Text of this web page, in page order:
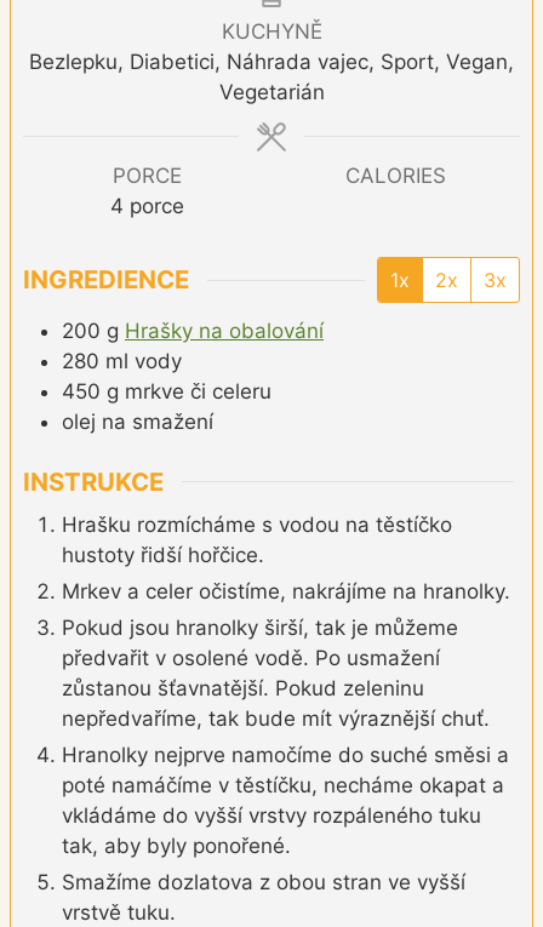
KUCHYNĚ
Bezlepku, Diabetici, Náhrada vajec, Sport, Vegan,
Vegetarián
PORCE
4 porce
CALORIES
INGREDIENCE 1x 2x 3x
200 g Hrašky na obalování
280 ml vody
450 g mrkve či celeru
olej na smažení
INSTRUKCE
Hrašku rozmícháme s vodou na těstíčko
hustoty řidší hořčice.
Mrkev a celer očistíme, nakrájíme na hranolky.
Pokud jsou hranolky širší, tak je můžeme
předvařit v osolené vodě. Po usmažení
zůstanou šťavnatější. Pokud zeleninu
nepředvaříme, tak bude mít výraznější chuť.
Hranolky nejprve namočíme do suché směsi a
poté namáčíme v těstíčku, necháme okapat a
vkládáme do vyšší vrstvy rozpáleného tuku
tak, aby byly ponořené.
Smažíme dozlatova z obou stran ve vyšší
vrstvě tuku.